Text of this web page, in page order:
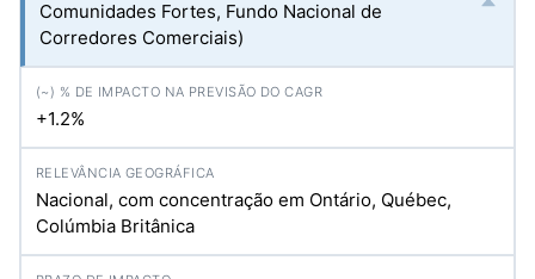
Comunidades Fortes, Fundo Nacional de
Corredores Comerciais)
+1.2%
Nacional, com concentração em Ontário, Québec,
Colúmbia Britânica